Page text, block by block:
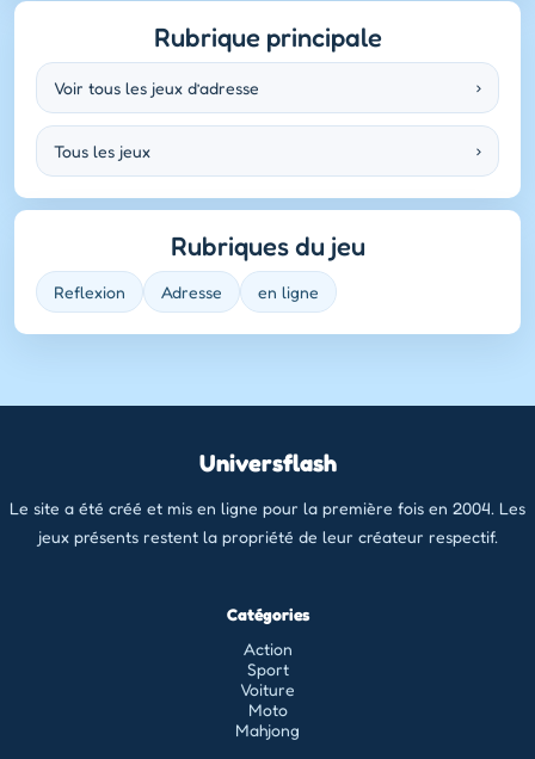
Rubrique principale
Voir tous les jeux d’adresse ›
Tous les jeux ›
Rubriques du jeu
Reflexion Adresse en ligne
Universflash
Le site a été créé et mis en ligne pour la première fois en 2004. Les
jeux présents restent la propriété de leur créateur respectif.
Catégories
Action
Sport
Voiture
Moto
Mahjong